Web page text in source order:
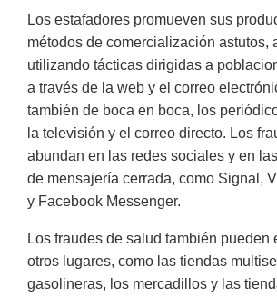
Los estafadores promueven sus
métodos de comercialización astutos,
utilizando tácticas dirigidas a
a través de la web y el correo
también de boca en boca, los
la televisión y el correo directo. Los
abundan en las redes sociales y en
de mensajería cerrada, como Signal,
y Facebook Messenger.
Los fraudes de salud también pueden
otros lugares, como las tiendas
gasolineras, los mercadillos y las